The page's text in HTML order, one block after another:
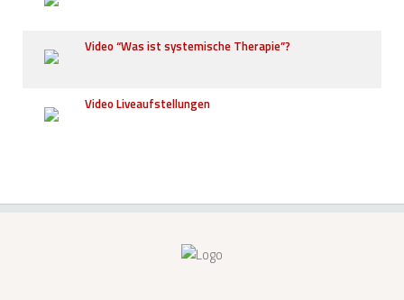
Video “Was ist systemische Therapie”?
Video Liveaufstellungen